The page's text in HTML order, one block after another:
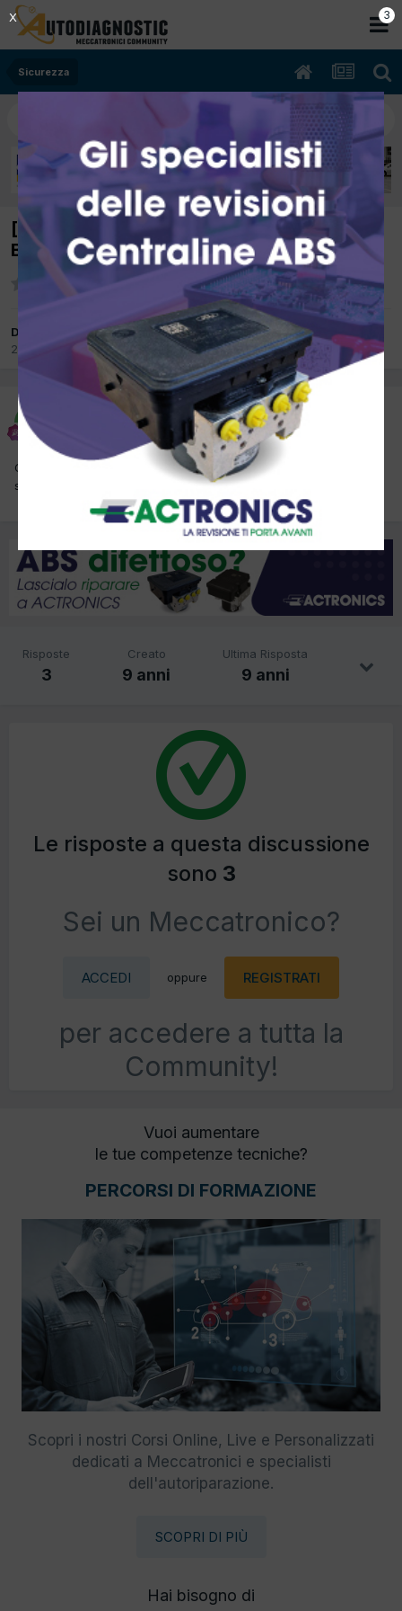
Sicurezza
[toyota yaris 04/2007 1300cc 2szfe 64Kw
Benzina] segnale cinture allacciate
Da lancia
27 Aprile 2017inSicurezza
27 Aprile 2017
Ciao.Qualcuno sa come eliminare il cicalino quando la cintura e'
slacciata?Grazie.
Risposte
3
Creato
9 anni
Ultima Risposta
9 anni
Le risposte a questa discussione
sono 3
Sei un Meccatronico?
ACCEDI oppure REGISTRATI
per accedere a tutta la
Community!
Vuoi aumentare
le tue competenze tecniche?
PERCORSI DI FORMAZIONE
Scopri i nostri Corsi Online, Live e Personalizzati
dedicati a Meccatronici e specialisti
dell'autoriparazione.
SCOPRI DI PIÙ
Hai bisogno di
2
X